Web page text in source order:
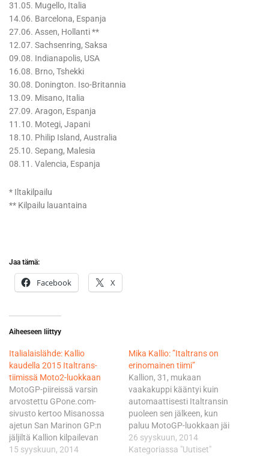
31.05. Mugello, Italia
14.06. Barcelona, Espanja
27.06. Assen, Hollanti **
12.07. Sachsenring, Saksa
09.08. Indianapolis, USA
16.08. Brno, Tshekki
30.08. Donington. Iso-Britannia
13.09. Misano, Italia
27.09. Aragon, Espanja
11.10. Motegi, Japani
18.10. Philip Island, Australia
25.10. Sepang, Malesia
08.11. Valencia, Espanja
* Iltakilpailu
** Kilpailu lauantaina
Jaa tämä:
Facebook X
Aiheeseen liittyy
Italialaislähde: Kallio
kaudella 2015 Italtrans-
tiimissä Moto2-luokkaan
MotoGP-piireissä varsin
arvostettu GPone.com-
sivusto kertoo Misanossa
ajetun San Marinon GP:n
jäljiltä Kallion kilpailevan
kaudella 2015 italialaistiimi
15 syyskuun, 2014
Mika Kallio: ”Italtrans on
erinomainen tiimi”
Kallion, 31, mukaan
vaakakuppi kääntyi kuin
automaattisesti Italtransin
puoleen sen jälkeen, kun
paluu MotoGP-luokkaan jäi
toteutumatta. - Olen aina
pitänyt Italtrans-tiimiä
26 syyskuun, 2014
Kategoriassa "Uutiset"